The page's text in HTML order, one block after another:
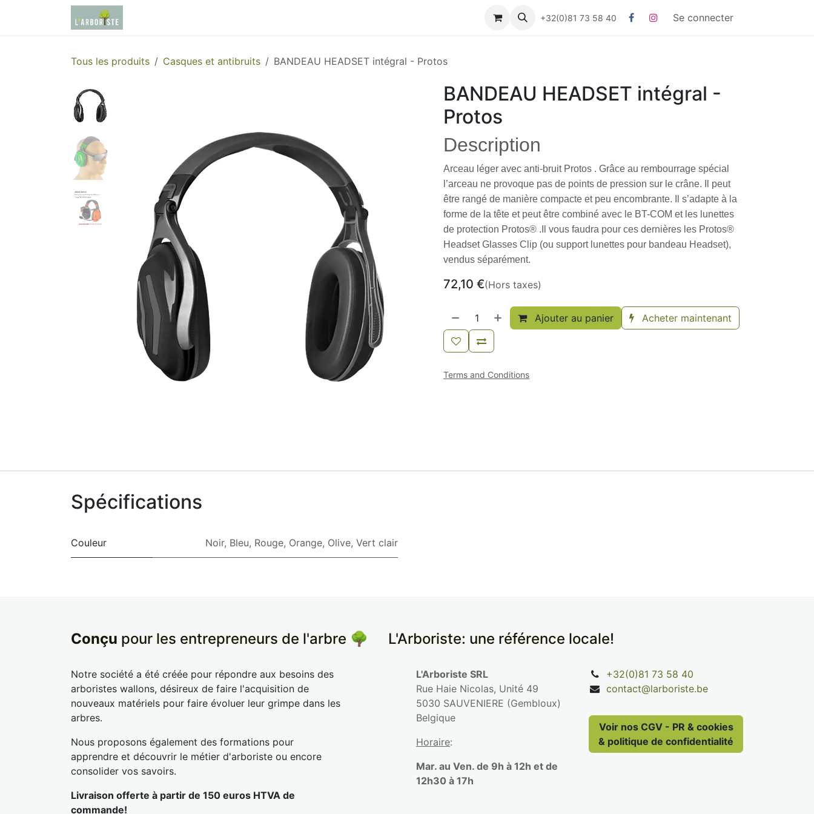
Se rendre au contenu
Contactez-nous +32(0)81 73 58 40 Se connecter
Tous les produits Casques et antibruits BANDEAU HEADSET intégral - Protos
BANDEAU HEADSET intégral -
Protos
Description
Arceau léger avec anti-bruit Protos . Grâce au rembourrage spécial
l’arceau ne provoque pas de points de pression sur le crâne. Il peut
être rangé de manière compacte et peu encombrante. Il s’adapte à la
forme de la tête et peut être combiné avec le BT-COM et les lunettes
de protection Protos® .Il vous faudra pour ces dernières les Protos®
Headset Glasses Clip (ou support lunettes pour bandeau Headset),
vendus séparément.
72,10 €(Hors taxes)
Ajouter au panier Acheter maintenant
Terms and Conditions
Spécifications
Couleur Noir, Bleu, Rouge, Orange, Olive, Vert clair
Conçu pour les entrepreneurs de l'arbre 🌳 ​L'Arboriste: une référence locale!
Notre société a été créée pour répondre aux besoins des
arboristes wallons, désireux de faire l'acquisition de
nouveaux matériels pour faire évoluer leur grimpe dans les
arbres.
Nous proposons également des formations pour
apprendre et découvrir le métier d'arboriste ou encore
consolider vos savoirs.
Livraison offerte à partir de 150 euros HTVA de
commande!
L'Arboriste SRL
Rue Haie Nicolas, Unité 49
5030 SAUVENIERE (Gembloux)
Belgique
Horaire:
Mar. au Ven. de 9h à 12h et de
12h30 à 17h
+32(0)81 73 58 40
contact@larboriste.be
Voir nos CGV - PR & cookies
& politique de confidentialité